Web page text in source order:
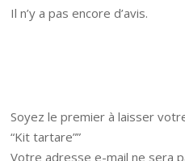
Il n’y a pas encore d’avis.
Soyez le premier à laisser
“Kit tartare””
Votre adresse e-mail ne sera